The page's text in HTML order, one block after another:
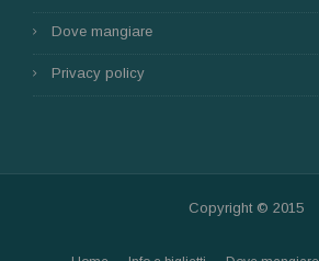
Dove mangiare
Privacy policy
Copyright © 2015